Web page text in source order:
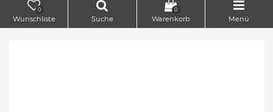
0
Wunschliste Suche
0
Warenkorb Menü